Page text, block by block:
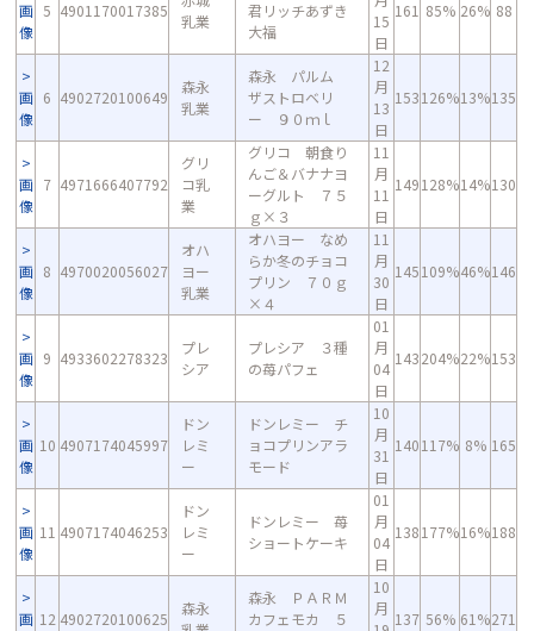
画
像
5 4901170017385
乳業
君リッチあずき
大福
15
日
161 85% 26% 88
画
像
6 4902720100649
森永
乳業
森永 パルム
ザストロベリ
ー ９０ｍｌ
12
月
13
日
153126%13%135
画
像
7 4971666407792
グリ
コ乳
業
グリコ 朝食り
んご＆バナナヨ
ーグルト ７５
ｇ×３
11
月
11
日
149128%14%130
画
像
8 4970020056027
オハ
ヨー
乳業
オハヨー なめ
らか冬のチョコ
プリン ７０ｇ
×４
11
月
30
日
145109%46%146
画
像
9 4933602278323
プレ
シア
プレシア ３種
の苺パフェ
01
月
04
日
143204%22%153
画
像
10 4907174045997
ドン
レミ
ー
ドンレミー チ
ョコプリンアラ
モード
10
月
31
日
140117% 8% 165
画
像
11 4907174046253
ドン
レミ
ー
ドンレミー 苺
ショートケーキ
01
月
04
日
138177%16%188
画 12 4902720100625
森永
森永 ＰＡＲＭ
カフェモカ ５
10
月
137 56% 61%271